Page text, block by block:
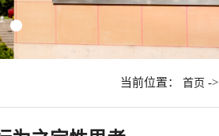
8
当前位置： 首页 ->